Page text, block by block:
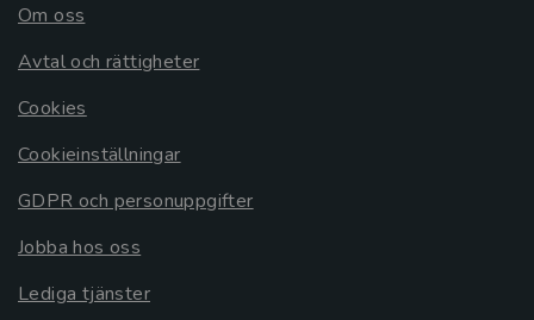
Om oss
Avtal och rättigheter
Cookies
Cookieinställningar
GDPR och personuppgifter
Jobba hos oss
Lediga tjänster